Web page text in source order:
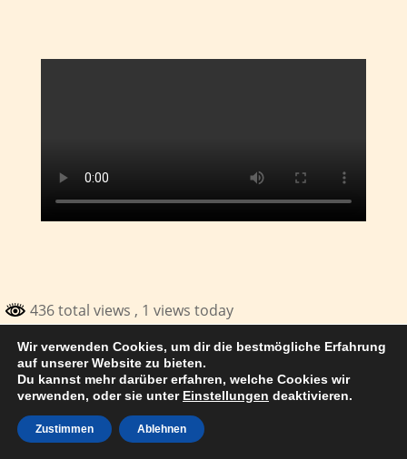
436 total views , 1 views today
© 2017 Thomas Kuhn Satteldorf
Wir verwenden Cookies, um dir die bestmögliche Erfahrung
auf unserer Website zu bieten.
Du kannst mehr darüber erfahren, welche Cookies wir
verwenden, oder sie unter Einstellungen deaktivieren.
Zustimmen Ablehnen